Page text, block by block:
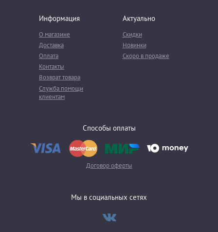
Информация
О магазине
Доставка
Оплата
Контакты
Возврат товара
Служба помощи
клиентам
Актуально
Скидки
Новинки
Скоро в продаже
Способы оплаты
Договор оферты
Мы в социальных сетях